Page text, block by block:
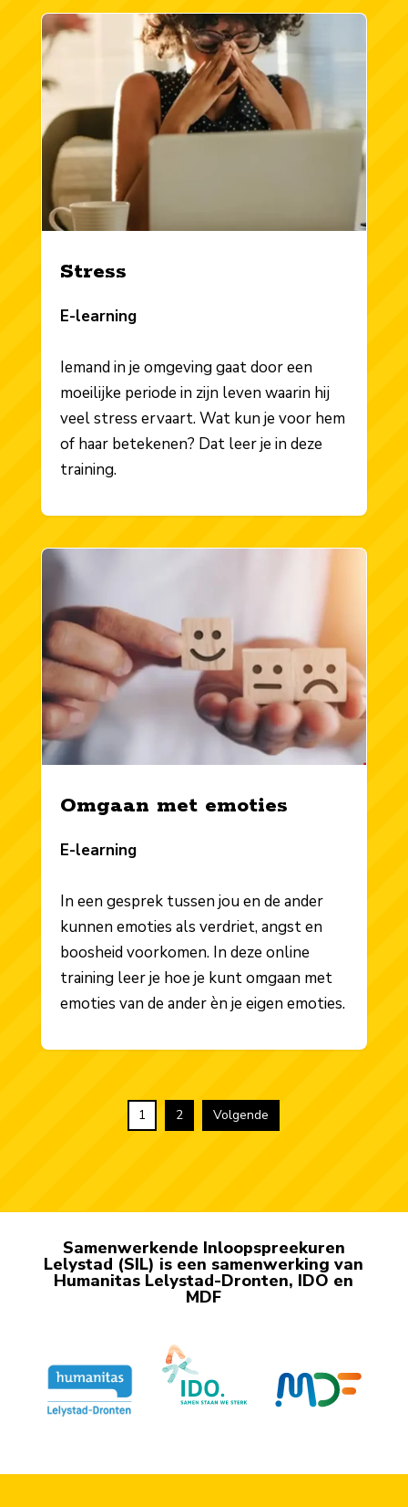
Stress
E-learning
Iemand in je omgeving gaat door een
moeilijke periode in zijn leven waarin hij
veel stress ervaart. Wat kun je voor hem
of haar betekenen? Dat leer je in deze
training.
Omgaan met emoties
E-learning
In een gesprek tussen jou en de ander
kunnen emoties als verdriet, angst en
boosheid voorkomen. In deze online
training leer je hoe je kunt omgaan met
emoties van de ander èn je eigen emoties.
1 2 Volgende
Samenwerkende Inloop­spreekuren
Lelystad (SIL) is een samen­werking van
Humanitas Lelystad-Dronten, IDO en
MDF